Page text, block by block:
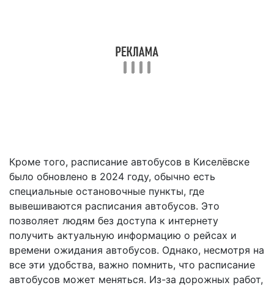
Кроме того, расписание автобусов в Киселёвске
было обновлено в 2024 году, обычно есть
специальные остановочные пункты, где
вывешиваются расписания автобусов. Это
позволяет людям без доступа к интернету
получить актуальную информацию о рейсах и
времени ожидания автобусов. Однако, несмотря на
все эти удобства, важно помнить, что расписание
автобусов может меняться. Из-за дорожных работ,